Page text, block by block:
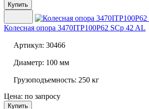
Купить
Колесная опора 3470ITP100P62 SCp 42 AL
Артикул: 30466
Диаметр: 100 мм
Грузоподъемность: 250 кг
Цена: по запросу
Купить